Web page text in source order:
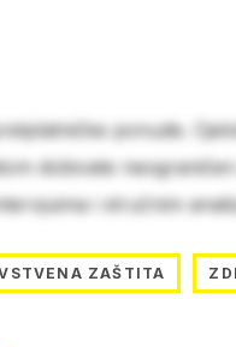
ponude.
dobivate
i stručnim
ZAŠTITA